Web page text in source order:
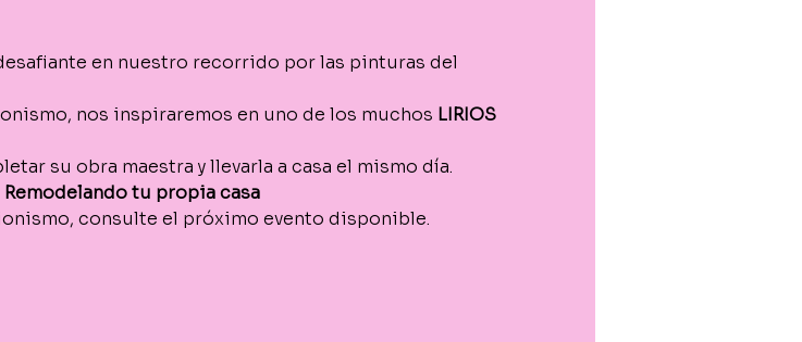
en nuestro recorrido por las pinturas del
nos inspiraremos en uno de los muchos LIRIOS
su obra maestra y llevarla a casa el mismo día.
Remodelando tu propia casa
consulte el próximo evento disponible.